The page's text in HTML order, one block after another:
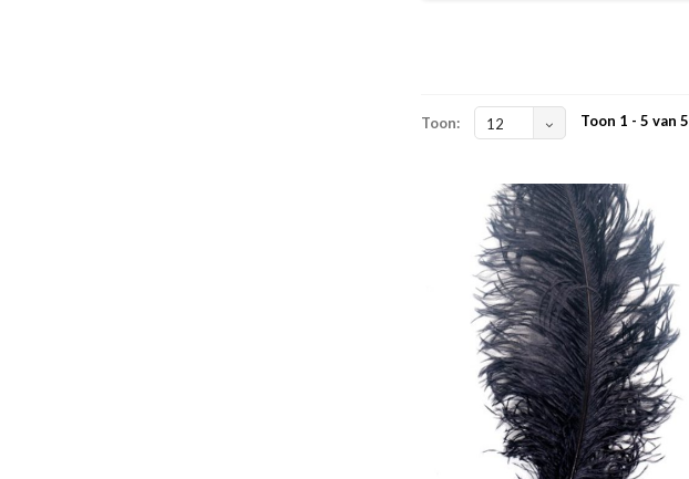
Toon: 12 Toon 1 - 5 van 5